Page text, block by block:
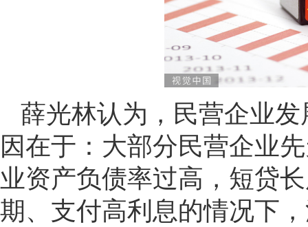
薛光林认为，民营企业
因在于：大部分民营企业
业资产负债率过高，短贷
期、支付高利息的情况下